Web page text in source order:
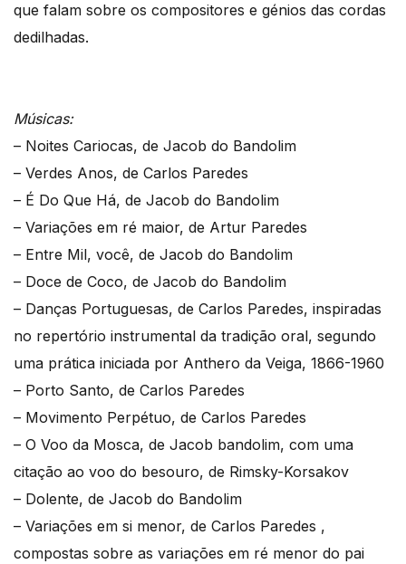
que falam sobre os compositores e génios das cordas
dedilhadas.
Músicas:
– Noites Cariocas, de Jacob do Bandolim
– Verdes Anos, de Carlos Paredes
– É Do Que Há, de Jacob do Bandolim
– Variações em ré maior, de Artur Paredes
– Entre Mil, você, de Jacob do Bandolim
– Doce de Coco, de Jacob do Bandolim
– Danças Portuguesas, de Carlos Paredes, inspiradas
no repertório instrumental da tradição oral, segundo
uma prática iniciada por Anthero da Veiga, 1866-1960
– Porto Santo, de Carlos Paredes
– Movimento Perpétuo, de Carlos Paredes
– O Voo da Mosca, de Jacob bandolim, com uma
citação ao voo do besouro, de Rimsky-Korsakov
– Dolente, de Jacob do Bandolim
– Variações em si menor, de Carlos Paredes ,
compostas sobre as variações em ré menor do pai